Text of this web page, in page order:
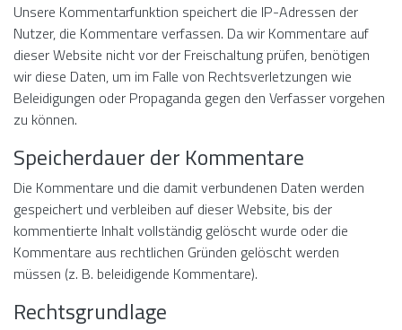
Unsere Kommentarfunktion speichert die IP-Adressen der
Nutzer, die Kommentare verfassen. Da wir Kommentare auf
dieser Website nicht vor der Freischaltung prüfen, benötigen
wir diese Daten, um im Falle von Rechtsverletzungen wie
Beleidigungen oder Propaganda gegen den Verfasser vorgehen
zu können.
Speicherdauer der Kommentare
Die Kommentare und die damit verbundenen Daten werden
gespeichert und verbleiben auf dieser Website, bis der
kommentierte Inhalt vollständig gelöscht wurde oder die
Kommentare aus rechtlichen Gründen gelöscht werden
müssen (z. B. beleidigende Kommentare).
Rechtsgrundlage